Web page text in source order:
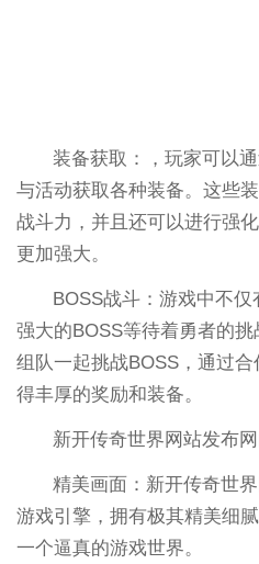
装备获取：，玩家可以
与活动获取各种装备。这些
战斗力，并且还可以进行强
更加强大。
BOSS战斗：游戏中不
强大的BOSS等待着勇者的
组队一起挑战BOSS，通过
得丰厚的奖励和装备。
新开传奇世界网站发布
精美画面：新开传奇世
游戏引擎，拥有极其精美细
一个逼真的游戏世界。